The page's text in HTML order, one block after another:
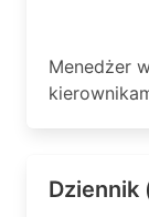
Menedżer
Dziennik